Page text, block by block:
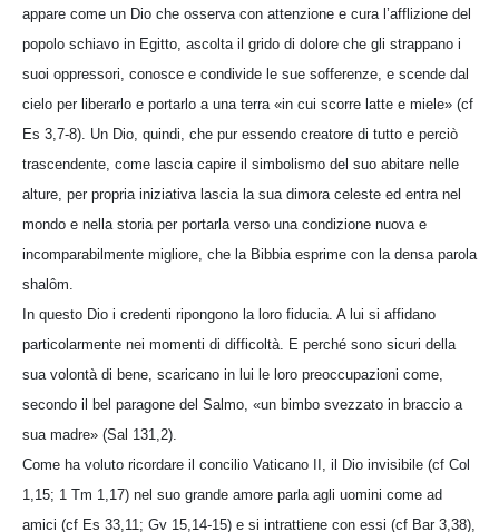
appare come un Dio che osserva con attenzione e cura l’afflizione del
popolo schiavo in Egitto, ascolta il grido di dolore che gli strappano i
suoi oppressori, conosce e condivide le sue sofferenze, e scende dal
cielo per liberarlo e portarlo a una terra «in cui scorre latte e miele» (cf
Es 3,7-8). Un Dio, quindi, che pur essendo creatore di tutto e perciò
trascendente, come lascia capire il simbolismo del suo abitare nelle
alture, per propria iniziativa lascia la sua dimora celeste ed entra nel
mondo e nella storia per portarla verso una condizione nuova e
incomparabilmente migliore, che la Bibbia esprime con la densa parola
shalôm.
In questo Dio i credenti ripongono la loro fiducia. A lui si affidano
particolarmente nei momenti di difficoltà. E perché sono sicuri della
sua volontà di bene, scaricano in lui le loro preoccupazioni come,
secondo il bel paragone del Salmo, «un bimbo svezzato in braccio a
sua madre» (Sal 131,2).
Come ha voluto ricordare il concilio Vaticano II, il Dio invisibile (cf Col
1,15; 1 Tm 1,17) nel suo grande amore parla agli uomini come ad
amici (cf Es 33,11; Gv 15,14-15) e si intrattiene con essi (cf Bar 3,38),